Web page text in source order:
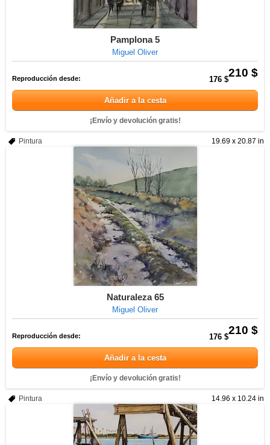
Pamplona 5
Miguel Oliver
210 $
Reproducción desde: 176 $
Añadir a la cesta
¡Envío y devolución gratis!
19.69 x 20.87 in
Pintura
Naturaleza 65
Miguel Oliver
210 $
Reproducción desde: 176 $
Añadir a la cesta
¡Envío y devolución gratis!
14.96 x 10.24 in
Pintura